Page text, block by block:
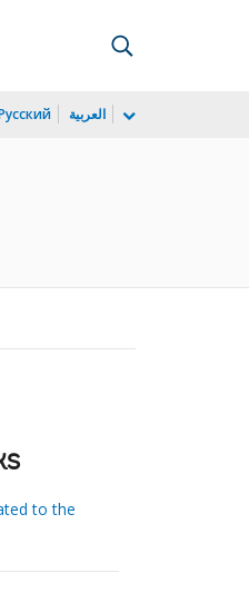
العربية
to the